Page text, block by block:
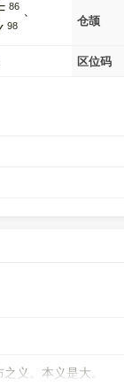
86、
98 仓颉
区位码
义。本义是大。